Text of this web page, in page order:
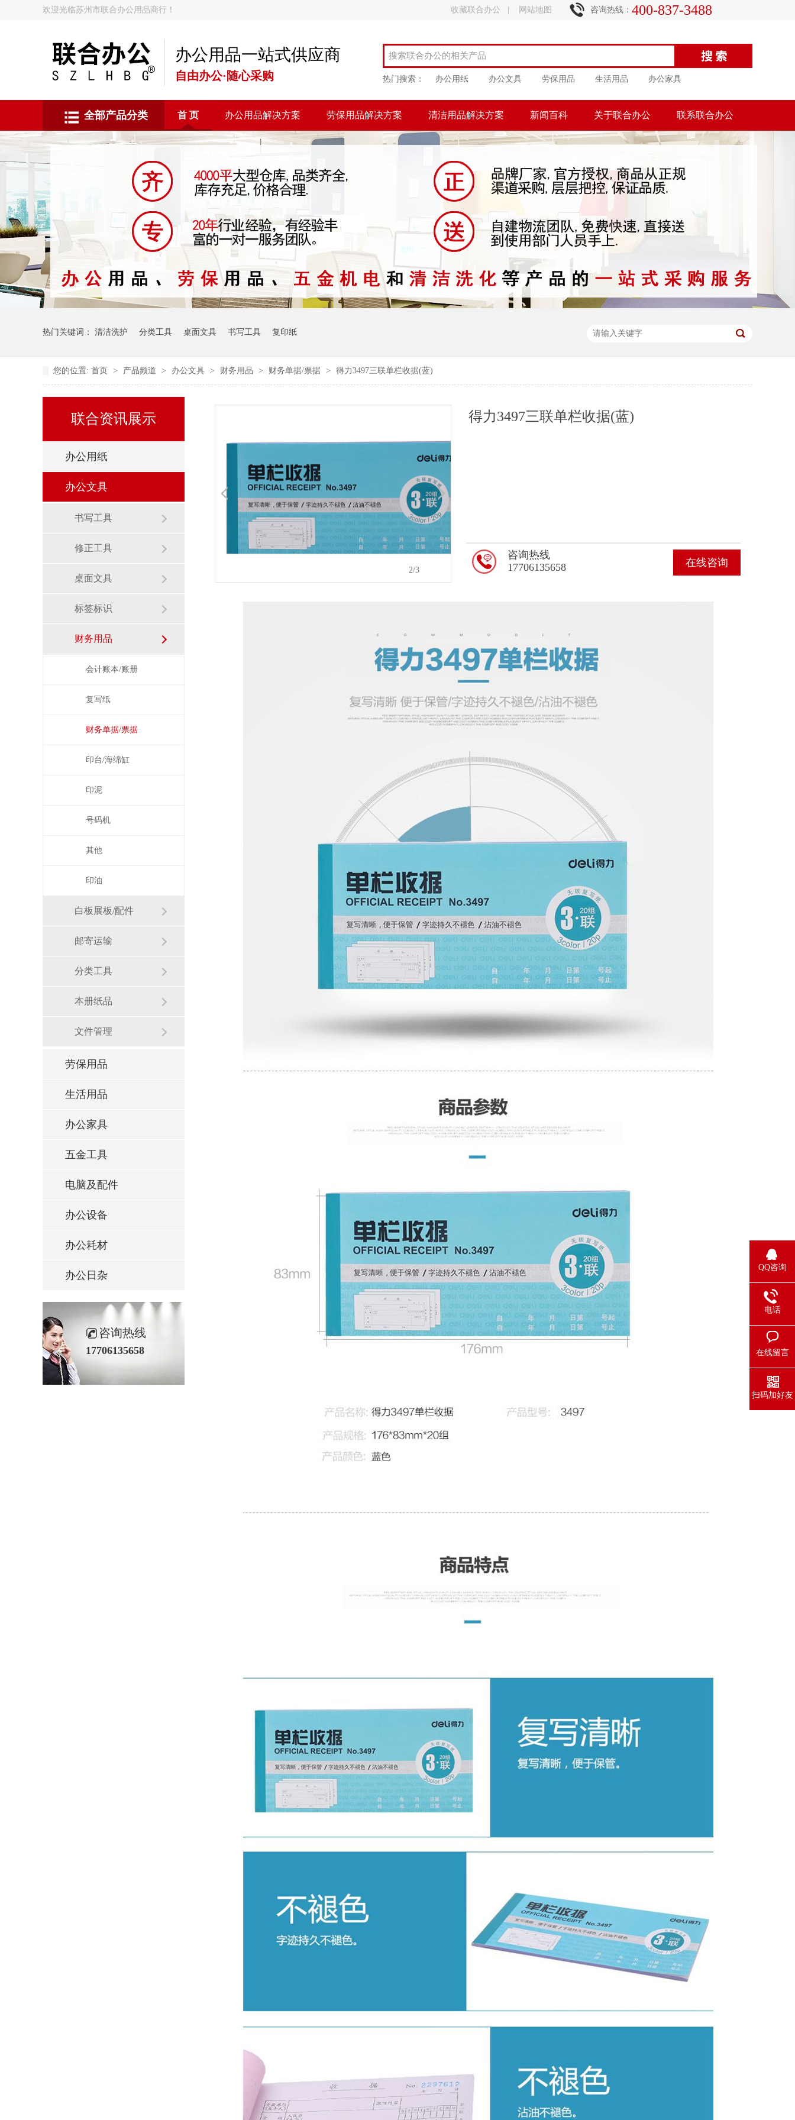
欢迎光临苏州市联合办公用品商行！ 收藏联合办公 网站地图 咨询热线： 400-837-3488
办公用品一站式供应商
自由办公·随心采购 热门搜索： 办公用纸 办公文具 劳保用品 生活用品 办公家具
全部产品分类 首 页 办公用品解决方案 劳保用品解决方案 清洁用品解决方案 新闻百科 关于联合办公 联系联合办公
热门关键词： 清洁洗护 分类工具 桌面文具 书写工具 复印纸
您的位置: 首页 > 产品频道 > 办公文具 > 财务用品 > 财务单据/票据 > 得力3497三联单栏收据(蓝)
联合资讯展示
办公用纸
办公文具
书写工具
修正工具
桌面文具
标签标识
财务用品
会计账本/账册
复写纸
财务单据/票据
印台/海绵缸
印泥
号码机
其他
印油
白板展板/配件
邮寄运输
分类工具
本册纸品
文件管理
劳保用品
生活用品
办公家具
五金工具
电脑及配件
办公设备
办公耗材
办公日杂
咨询热线
17706135658
2/3
得力3497三联单栏收据(蓝)
在线咨询
咨询热线
17706135658
QQ咨询
电话
在线留言
扫码加好友